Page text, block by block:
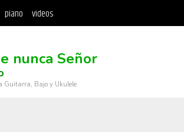
piano videos
nunca Señor
Guitarra, Bajo y Ukulele